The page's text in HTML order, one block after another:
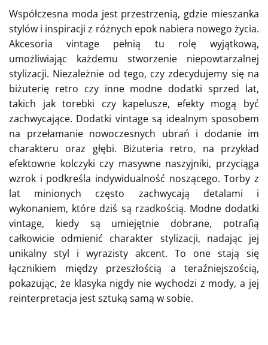
Współczesna moda jest przestrzenią, gdzie mieszanka
stylów i inspiracji z różnych epok nabiera nowego życia.
Akcesoria vintage pełnią tu rolę wyjątkową,
umożliwiając każdemu stworzenie niepowtarzalnej
stylizacji. Niezależnie od tego, czy zdecydujemy się na
biżuterię retro czy inne modne dodatki sprzed lat,
takich jak torebki czy kapelusze, efekty mogą być
zachwycające. Dodatki vintage są idealnym sposobem
na przełamanie nowoczesnych ubrań i dodanie im
charakteru oraz głębi. Biżuteria retro, na przykład
efektowne kolczyki czy masywne naszyjniki, przyciąga
wzrok i podkreśla indywidualność noszącego. Torby z
lat minionych często zachwycają detalami i
wykonaniem, które dziś są rzadkością. Modne dodatki
vintage, kiedy są umiejętnie dobrane, potrafią
całkowicie odmienić charakter stylizacji, nadając jej
unikalny styl i wyrazisty akcent. To one stają się
łącznikiem między przeszłością a teraźniejszością,
pokazując, że klasyka nigdy nie wychodzi z mody, a jej
reinterpretacja jest sztuką samą w sobie.